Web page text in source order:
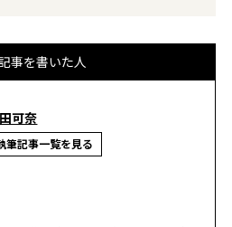
事を書いた人
可奈
筆記事一覧を見る